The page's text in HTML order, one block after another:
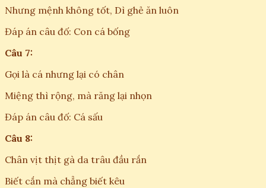
Nhưng mệnh không tốt, Dì ghẻ ăn luôn
Đáp án câu đố: Con cá bống
Câu 7:
Gọi là cá nhưng lại có chân
Miệng thì rộng, mà răng lại nhọn
Đáp án câu đố: Cá sấu
Câu 8:
Chân vịt thịt gà da trâu đầu rắn
Biết cắn mà chẳng biết kêu